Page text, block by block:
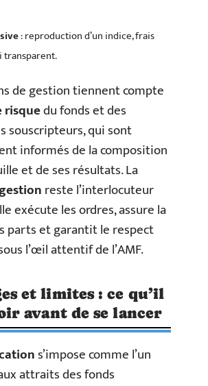
: reproduction d’un indice, frais
transparent.
de gestion tiennent compte
risquedu fonds et des
souscripteurs, qui sont
informés de la composition
et de ses résultats. La
reste l’interlocuteur
exécute les ordres, assure la
parts et garantit le respect
l’œil attentif de l’AMF.
et limites : ce qu’il
avant de se lancer
s’impose comme l’un
attraits des fonds